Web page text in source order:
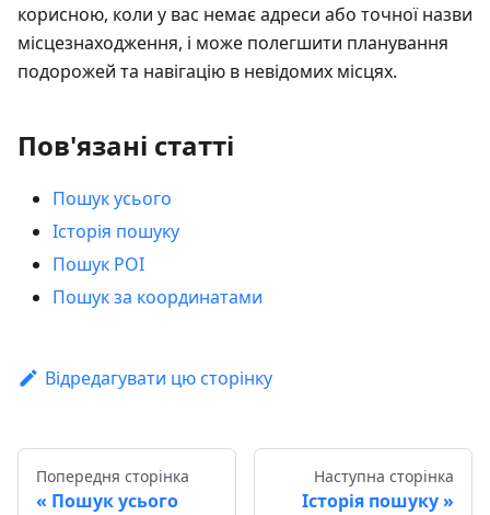
корисною, коли у вас немає адреси або точної назви
місцезнаходження, і може полегшити планування
подорожей та навігацію в невідомих місцях.
Пов'язані статті
Пошук усього
Історія пошуку
Пошук POI
Пошук за координатами
Відредагувати цю сторінку
Попередня сторінка
Пошук усього
Наступна сторінка
Історія пошуку